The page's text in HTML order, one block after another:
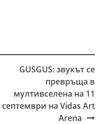
GUSGUS: звукът се
превръща в
мултивселена на 11
септември на Vidas Art
Arena